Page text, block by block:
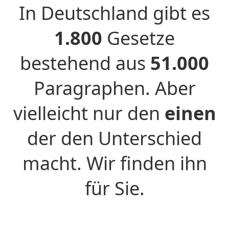
In Deutschland gibt es
1.800 Gesetze
bestehend aus 51.000
Paragraphen. Aber
vielleicht nur den einen
der den Unterschied
macht. Wir finden ihn
für Sie.